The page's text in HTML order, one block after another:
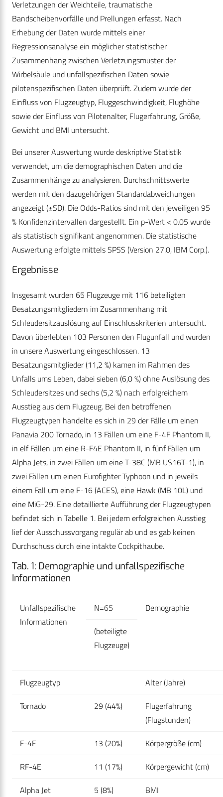
Verletzungen der Weichteile, traumatische
Bandscheibenvorfälle und Prellungen erfasst. Nach
Erhebung der Daten wurde mittels einer
Regressionsanalyse ein möglicher statistischer
Zusammenhang zwischen Verletzungsmuster der
Wirbelsäule und unfallspezifischen Daten sowie
pilotenspezifischen Daten überprüft. Zudem wurde der
Einfluss von Flugzeugtyp, Fluggeschwindigkeit, Flughöhe
sowie der Einfluss von Pilotenalter, Flugerfahrung, Größe,
Gewicht und BMI untersucht.
Bei unserer Auswertung wurde deskriptive Statistik
verwendet, um die demographischen Daten und die
Zusammenhänge zu analysieren. Durchschnittswerte
werden mit den dazugehörigen Standardabweichungen
angezeigt (±SD). Die Odds-Ratios sind mit den jeweiligen 95
% Konfidenzintervallen dargestellt. Ein p-Wert < 0.05 wurde
als statistisch signifikant angenommen. Die statistische
Auswertung erfolgte mittels SPSS (Version 27.0, IBM Corp.).
Ergebnisse
Insgesamt wurden 65 Flugzeuge mit 116 beteiligten
Besatzungsmitgliedern im Zusammenhang mit
Schleudersitzauslösung auf Einschlusskriterien untersucht.
Davon überlebten 103 Personen den Flugunfall und wurden
in unsere Auswertung eingeschlossen. 13
Besatzungsmitglieder (11,2 %) kamen im Rahmen des
Unfalls ums Leben, dabei sieben (6,0 %) ohne Auslösung des
Schleudersitzes und sechs (5,2 %) nach erfolgreichem
Ausstieg aus dem Flugzeug. Bei den betroffenen
Flugzeugtypen handelte es sich in 29 der Fälle um einen
Panavia 200 Tornado, in 13 Fällen um eine F-4F Phantom II,
in elf Fällen um eine R-F4E Phantom II, in fünf Fällen um
Alpha Jets, in zwei Fällen um eine T-38C (MB US16T-1), in
zwei Fällen um einen Eurofighter Typhoon und in jeweils
einem Fall um eine F-16 (ACES), eine Hawk (MB 10L) und
eine MiG-29. Eine detaillierte Aufführung der Flugzeugtypen
befindet sich in Tabelle 1. Bei jedem erfolgreichen Ausstieg
lief der Ausschussvorgang regulär ab und es gab keinen
Durchschuss durch eine intakte Cockpithaube.
Tab. 1: Demographie und unfallspezifische
Informationen
Unfallspezifische
Informationen
N=65
Demographie
(beteiligte
Flugzeuge)
Flugzeugtyp
Alter (Jahre)
Tornado
29 (44%)
Flugerfahrung
(Flugstunden)
F-4F
13 (20%)
Körpergröße (cm)
RF-4E
11 (17%)
Körpergewicht (cm)
Alpha Jet
5 (8%)
BMI